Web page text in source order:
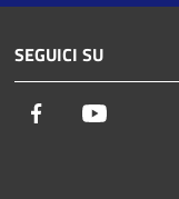
SEGUICI SU
Facebook